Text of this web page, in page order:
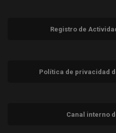
Registro de
Política de privacidad
Canal interno